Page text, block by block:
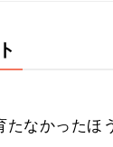
なかったほ